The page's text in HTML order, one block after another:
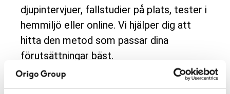
djupintervjuer, fallstudier på plats, tester i
hemmiljö eller online. Vi hjälper dig att
hitta den metod som passar dina
förutsättningar bäst.